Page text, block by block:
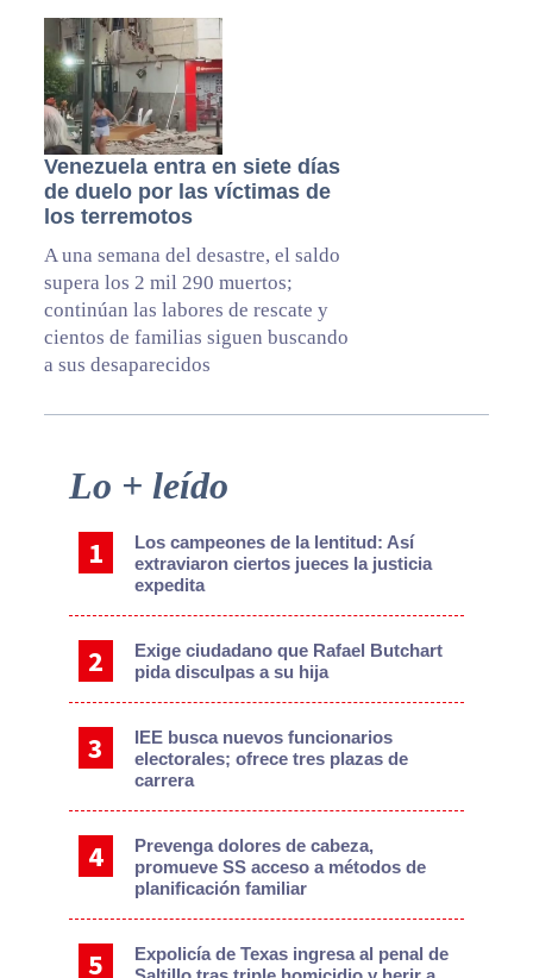
Venezuela entra en siete días
de duelo por las víctimas de
los terremotos
A una semana del desastre, el saldo
supera los 2 mil 290 muertos;
continúan las labores de rescate y
cientos de familias siguen buscando
a sus desaparecidos
Primary
Lo + leído
Los campeones de la lentitud: Así
extraviaron ciertos jueces la justicia
expedita
Exige ciudadano que Rafael Butchart
pida disculpas a su hija
IEE busca nuevos funcionarios
electorales; ofrece tres plazas de
carrera
Prevenga dolores de cabeza,
promueve SS acceso a métodos de
planificación familiar
Expolicía de Texas ingresa al penal de